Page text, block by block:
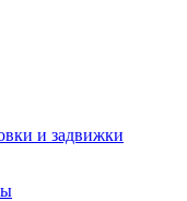
и задвижки